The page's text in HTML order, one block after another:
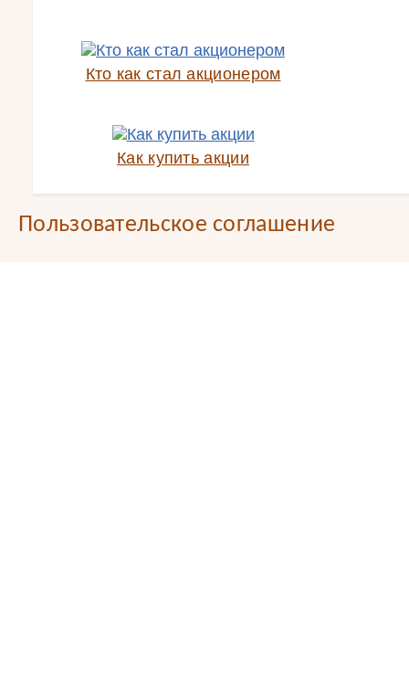
Кто как стал акционером
Как купить акции
Пользовательское соглашение